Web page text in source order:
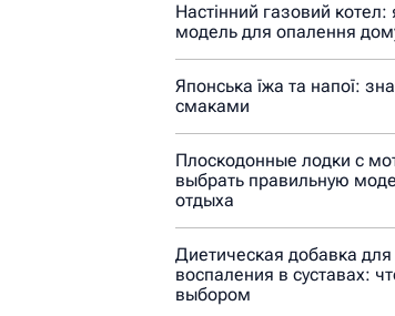
Настінний газовий
модель для опалення
Японська їжа та напої:
смаками
Плоскодонные лодки с
выбрать правильную
отдыха
Диетическая добавка
воспаления в суставах:
выбором